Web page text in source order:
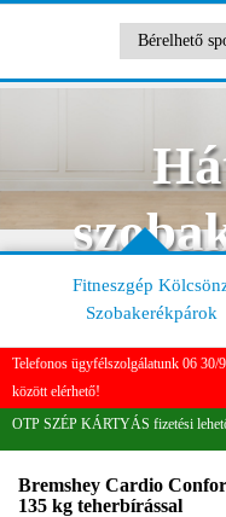
Fitneszgép
Szobakerékpárok
Telefonos ügyfélszolgálatunk 06 30/
között elérhető!
OTP SZÉP KÁRTYÁS fizetési
Bremshey Cardio
135 kg teherbírással